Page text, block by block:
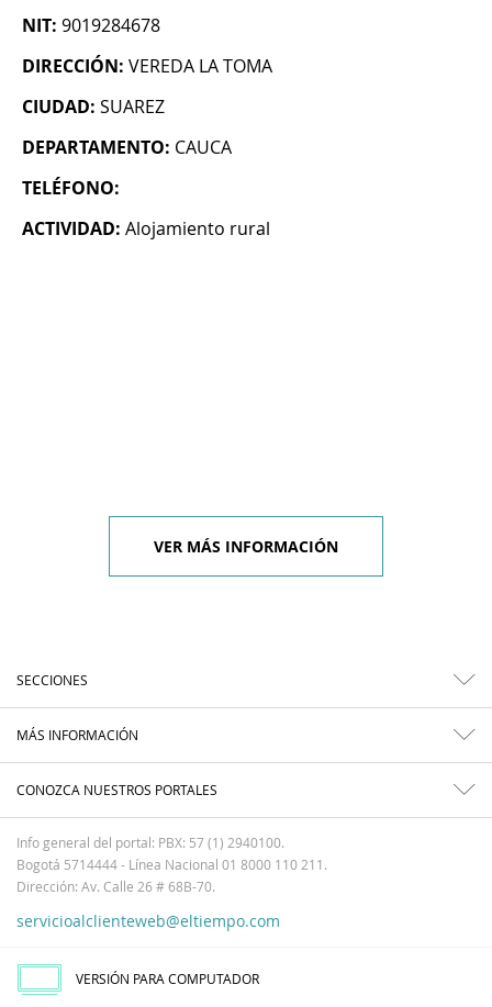
NIT: 9019284678
DIRECCIÓN: VEREDA LA TOMA
CIUDAD: SUAREZ
DEPARTAMENTO: CAUCA
TELÉFONO:
ACTIVIDAD: Alojamiento rural
VER MÁS INFORMACIÓN
SECCIONES
MÁS INFORMACIÓN
CONOZCA NUESTROS PORTALES
Info general del portal: PBX: 57 (1) 2940100.
Bogotá 5714444 - Línea Nacional 01 8000 110 211.
Dirección: Av. Calle 26 # 68B-70.
servicioalclienteweb@eltiempo.com
VERSIÓN PARA COMPUTADOR